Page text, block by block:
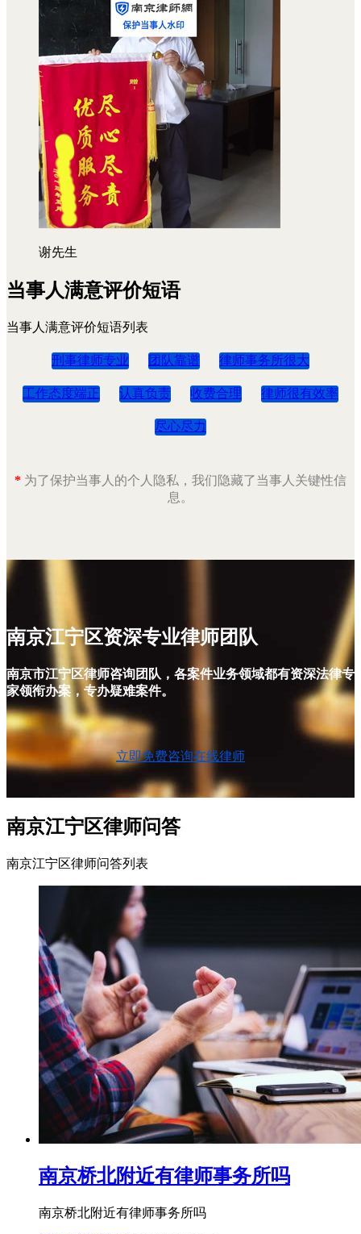
谢先生
当事人满意评价短语
当事人满意评价短语列表
刑事律师专业 团队靠谱 律师事务所很大
工作态度端正 认真负责 收费合理 律师很有效率
尽心尽力
* 为了保护当事人的个人隐私，我们隐藏了当事人关键性信
息。
南京江宁区资深专业律师团队
南京市江宁区律师咨询团队，各案件业务领域都有资深法律专
家领衔办案，专办疑难案件。
立即免费咨询在线律师
南京江宁区律师问答
南京江宁区律师问答列表
南京桥北附近有律师事务所吗
南京桥北附近有律师事务所吗